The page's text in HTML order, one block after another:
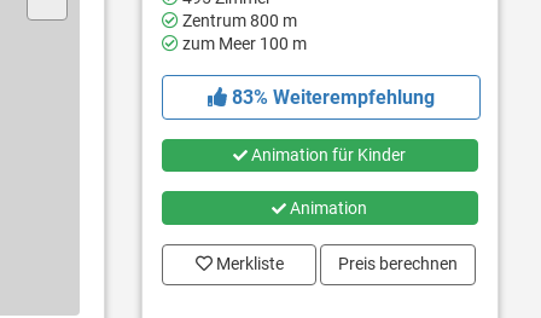
Zentrum 800 m
zum Meer 100 m
83% Weiterempfehlung
Animation für Kinder
Animation
Merkliste Preis berechnen